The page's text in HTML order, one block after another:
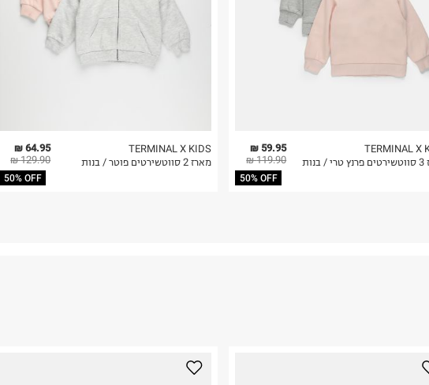
בלבד. לא ניתן
64.95 ₪
129.90 ₪
50% OFF
TERMINAL X KIDS
מארז 2 סווטשירטים פוטר / בנות
59.95 ₪
119.90 ₪
50% OFF
TERMINAL X
בנות